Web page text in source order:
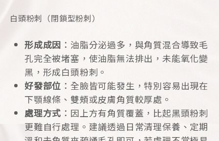
白頭粉刺（閉鎖型粉刺）
形成成因 ：油脂分泌過多，與角質混合導致毛
孔完全被堵塞，使油脂無法排出，未能氧化變
黑，形成白頭粉刺。
好發部位 ：全臉皆可能發生，特別容易出現在
下顎線條、雙頰或皮膚角質較厚處。
處理方式 ：因上方有角質覆蓋，比起黑頭粉刺
更難自行處理。建議透過日常清理保養、定期